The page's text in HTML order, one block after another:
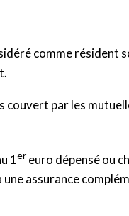
comme résident
couvert par les
1 er euro dépensé ou
une assurance